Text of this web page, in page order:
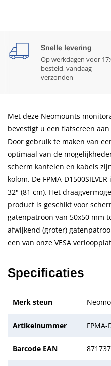
Snelle levering
Op werkdagen voor
besteld, vandaag
verzonden
Specificaties
Merk steun
Artikelnummer FPMA-
Barcode EAN
Met deze Neomounts
bevestigt u een flatscreen
Door gebruik te maken van
optimaal van de
scherm kantelen en kabels
kolom. De FPMA-
32" (81 cm). Het
product is geschikt voor
gatenpatroon van 50x50 mm
afwijkend (groter)
een van onze VESA